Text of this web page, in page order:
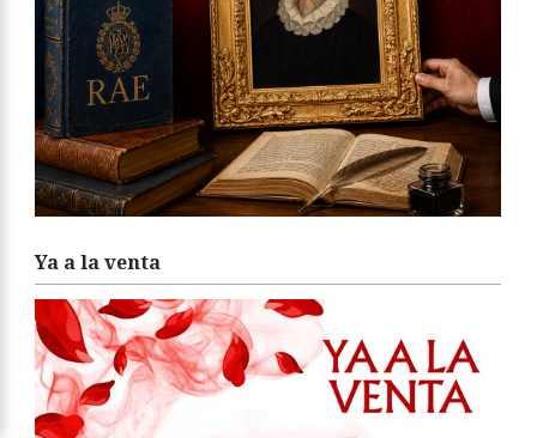
Ya a la venta